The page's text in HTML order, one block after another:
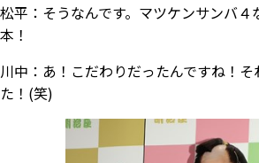
松平： そうなんです。マツケンサンバ
本！
川中： あ！こだわりだったんですね！
た！(笑)